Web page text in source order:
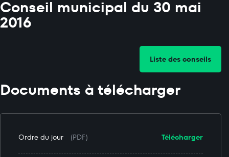
Conseil municipal du 30 mai
2016
Liste des conseils
Documents à télécharger
Télécharger
Ordre du jour (PDF)